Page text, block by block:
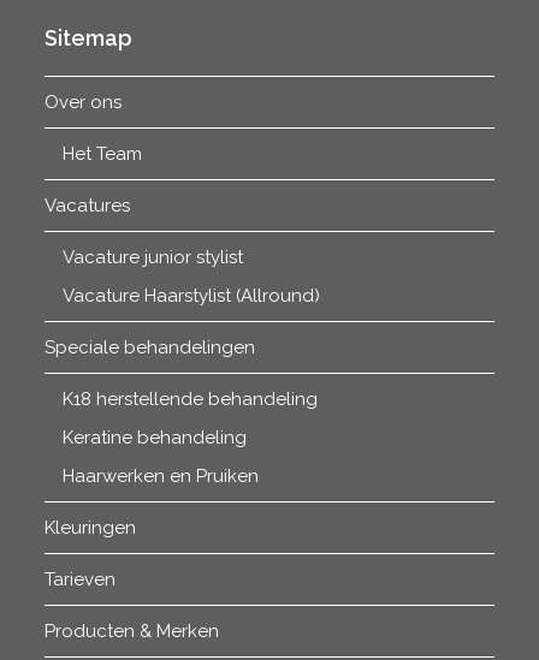
Sitemap
Over ons
Het Team
Vacatures
Vacature junior stylist
Vacature Haarstylist (Allround)
Speciale behandelingen
K18 herstellende behandeling
Keratine behandeling
Haarwerken en Pruiken
Kleuringen
Tarieven
Producten & Merken